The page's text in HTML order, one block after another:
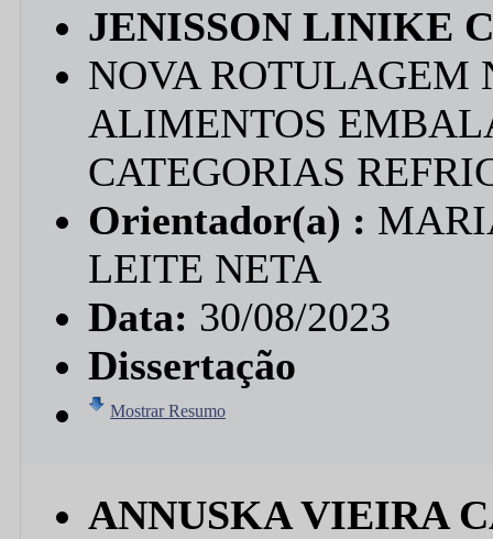
JENISSON LINIKE
NOVA ROTULAGEM
ALIMENTOS
CATEGORIAS
Orientador(a) :
LEITE NETA
Data: 30/08/2023
Dissertação
Mostrar Resumo
ANNUSKA VIEIRA